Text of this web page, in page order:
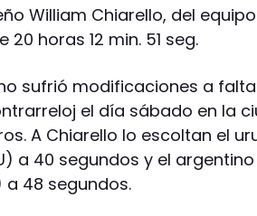
William Chiarello, del
horas 12 min. 51 seg.
sufrió modificaciones a
el día sábado en la
A Chiarello lo escoltan el
a 40 segundos y el
a 48 segundos.